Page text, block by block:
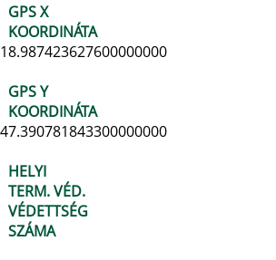
GPS X
KOORDINÁTA
18.987423627600000000
GPS Y
KOORDINÁTA
47.390781843300000000
HELYI
TERM. VÉD.
VÉDETTSÉG
SZÁMA